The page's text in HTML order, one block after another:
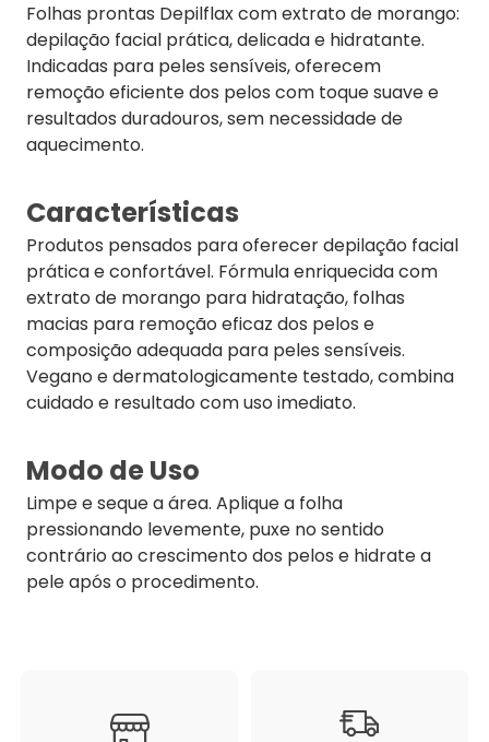
Folhas prontas Depilflax com extrato de morango:
depilação facial prática, delicada e hidratante.
Indicadas para peles sensíveis, oferecem
remoção eficiente dos pelos com toque suave e
resultados duradouros, sem necessidade de
aquecimento.
Características
Produtos pensados para oferecer depilação facial
prática e confortável. Fórmula enriquecida com
extrato de morango para hidratação, folhas
macias para remoção eficaz dos pelos e
composição adequada para peles sensíveis.
Vegano e dermatologicamente testado, combina
cuidado e resultado com uso imediato.
Modo de Uso
Limpe e seque a área. Aplique a folha
pressionando levemente, puxe no sentido
contrário ao crescimento dos pelos e hidrate a
pele após o procedimento.